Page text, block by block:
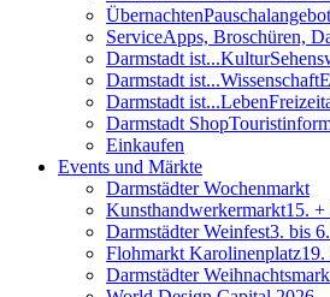
Übernachten
ServiceApps, Broschüren,
Darmstadt ist...Kultur
Darmstadt ist...Wissenschaft
Darmstadt ist...Leben
Darmstadt Shop
Einkaufen
Events und Märkte
Darmstädter Wochenmarkt
Kunsthandwerkermarkt15. +
Darmstädter Weinfest3. bis
Flohmarkt Karolinenplatz19.
Darmstädter